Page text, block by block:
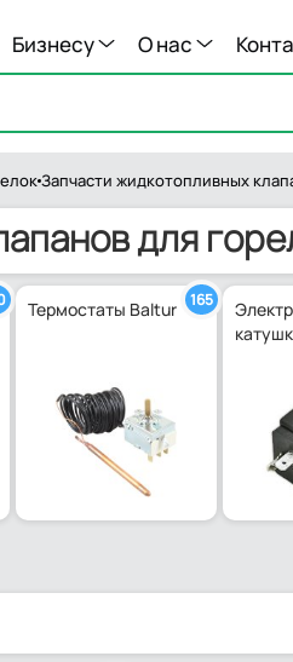
Бизнесу О нас
Запчасти жидкотопливных
для
Термостаты Baltur 165